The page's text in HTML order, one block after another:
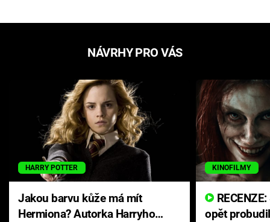
NÁVRHY PRO VÁS
HARRY POTTER
Jakou barvu kůže má mít
Hermiona? Autorka Harryho
KINOFILMY
opět